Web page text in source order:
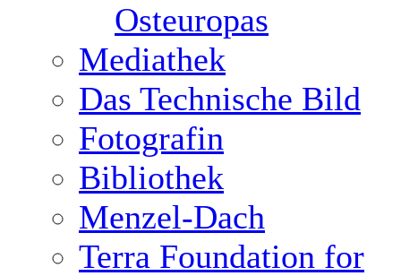
Osteuropas
Mediathek
Das Technische Bild
Fotografin
Bibliothek
Menzel-Dach
Terra Foundation for